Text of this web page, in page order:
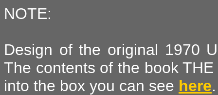
NOTE:
Design of the original 1970
The contents of the book
into the box you can see here.